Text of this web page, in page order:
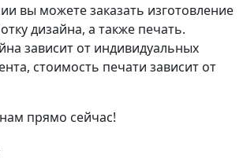
вы можете заказать изготовление
дизайна, а также печать.
зависит от индивидуальных
стоимость печати зависит от
прямо сейчас!